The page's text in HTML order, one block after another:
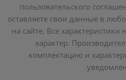
пользовательского
оставляете свои данные в
на сайте. Все
характер.
комплектацию и